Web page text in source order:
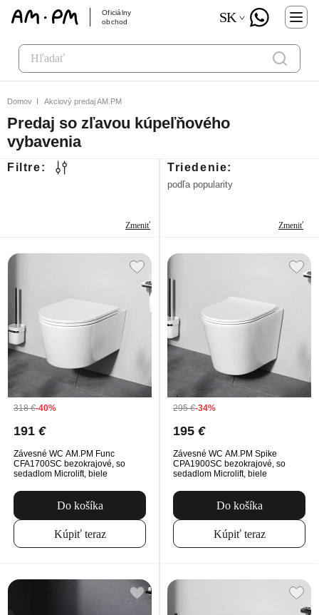
Oficiálny
obchod
SK
Domov Akciový predaj AM.PM
Predaj so zľavou kúpeľňového
vybavenia
Filtre:
Zmeniť
Triedenie:
podľa popularity
Zmeniť
318€-40%
191 €
Závesné WC AM.PM Func
CFA1700SC bezokrajové, so
sedadlom Microlift, biele
Do košíka
Kúpiť teraz
295€-34%
195 €
Závesné WC AM.PM Spike
CPA1900SC bezokrajové, so
sedadlom Microlift, biele
Do košíka
Kúpiť teraz